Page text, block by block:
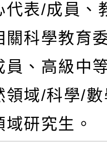
代表/成員、
關科學教育
員、高級中
領域/科學/
域研究生。